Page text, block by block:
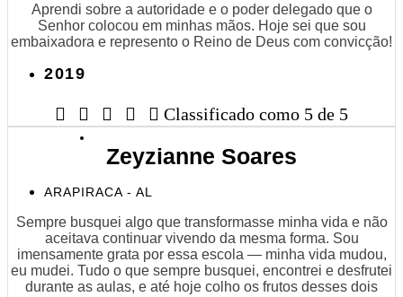
Aprendi sobre a autoridade e o poder delegado que o
Senhor colocou em minhas mãos. Hoje sei que sou
embaixadora e represento o Reino de Deus com convicção!
2019
     Classificado como 5 de 5
Zeyzianne Soares
ARAPIRACA - AL
Sempre busquei algo que transformasse minha vida e não
aceitava continuar vivendo da mesma forma. Sou
imensamente grata por essa escola — minha vida mudou,
eu mudei. Tudo o que sempre busquei, encontrei e desfrutei
durante as aulas, e até hoje colho os frutos desses dois